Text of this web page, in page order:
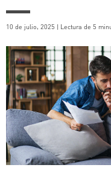
10 de julio, 2025 | Lectura de 5